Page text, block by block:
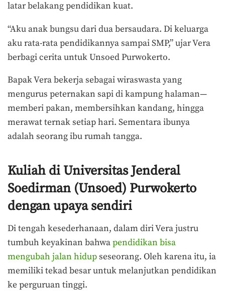
latar belakang pendidikan kuat.
“Aku anak bungsu dari dua bersaudara. Di keluarga
aku rata-rata pendidikannya sampai SMP,” ujar Vera
berbagi cerita untuk Unsoed Purwokerto.
Bapak Vera bekerja sebagai wiraswasta yang
mengurus peternakan sapi di kampung halaman—
memberi pakan, membersihkan kandang, hingga
merawat ternak setiap hari. Sementara ibunya
adalah seorang ibu rumah tangga.
Kuliah di Universitas Jenderal
Soedirman (Unsoed) Purwokerto
dengan upaya sendiri
Di tengah kesederhanaan, dalam diri Vera justru
tumbuh keyakinan bahwapendidikan bisa
mengubah jalan hidupseseorang. Oleh karena itu, ia
memiliki tekad besar untuk melanjutkan pendidikan
ke perguruan tinggi.